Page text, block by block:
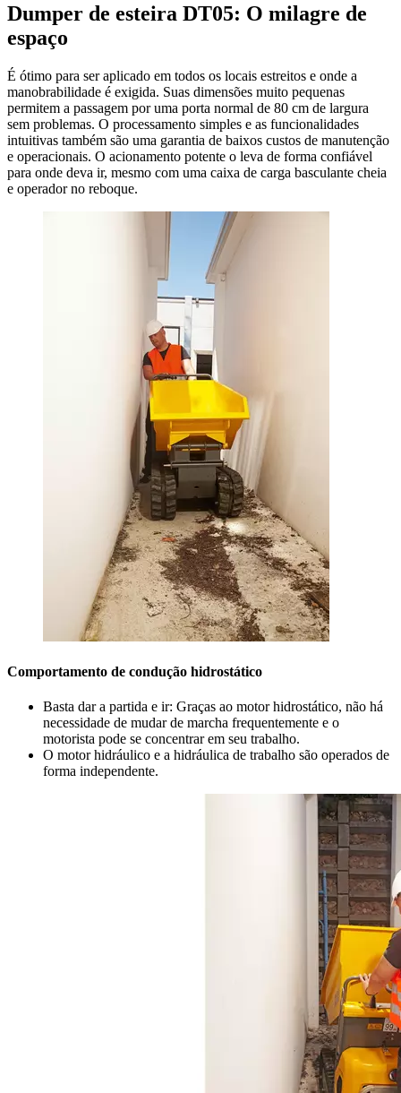
Dumper de esteira DT05: O milagre de
espaço
É ótimo para ser aplicado em todos os locais estreitos e onde a
manobrabilidade é exigida. Suas dimensões muito pequenas
permitem a passagem por uma porta normal de 80 cm de largura
sem problemas. O processamento simples e as funcionalidades
intuitivas também são uma garantia de baixos custos de manutenção
e operacionais. O acionamento potente o leva de forma confiável
para onde deva ir, mesmo com uma caixa de carga basculante cheia
e operador no reboque.
Comportamento de condução hidrostático
Basta dar a partida e ir: Graças ao motor hidrostático, não há
necessidade de mudar de marcha frequentemente e o
motorista pode se concentrar em seu trabalho.
O motor hidráulico e a hidráulica de trabalho são operados de
forma independente.